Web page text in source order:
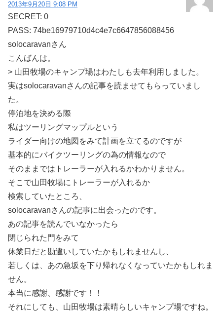
2013年9月20日 9:08 PM
SECRET: 0
PASS: 74be16979710d4c4e7c6647856088456
solocaravanさん
こんばんは。
> 山田牧場のキャンプ場はわたしも去年利用しました。
実はsolocaravanさんの記事を読ませてもらっていまし
た。
停泊地を決める際
私はツーリングマップルという
ライダー向けの地図をみて計画を立てるのですが
基本的にバイクツーリングの為の情報なので
そのままではトレーラーが入れるかわかりません。
そこで山田牧場にトレーラーが入れるか
検索していたところ、
solocaravanさんの記事に出会ったのです。
あの記事を読んでいなかったら
閉じられた門をみて
休業日だと勘違いしていたかもしれませんし、
若しくは、あの急坂を下り帰れなくなっていたかもしれま
せん。
本当に感謝、感謝です！！
それにしても、山田牧場は素晴らしいキャンプ場ですね。